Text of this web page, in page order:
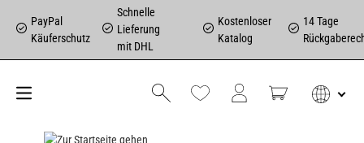
PayPal
Käuferschutz
Schnelle
Lieferung
mit DHL
Kostenloser
Katalog
14 Tage